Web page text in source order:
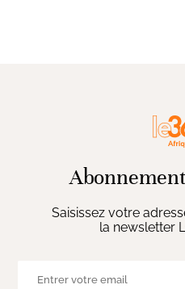
Saisissez votre
la newsletter